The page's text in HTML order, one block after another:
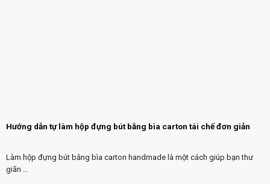
Hướng dẫn tự làm hộp đựng bút bằng bìa carton tái chế đơn giản
Làm hộp đựng bút bằng bìa carton handmade là một cách giúp bạn thư
giãn ...